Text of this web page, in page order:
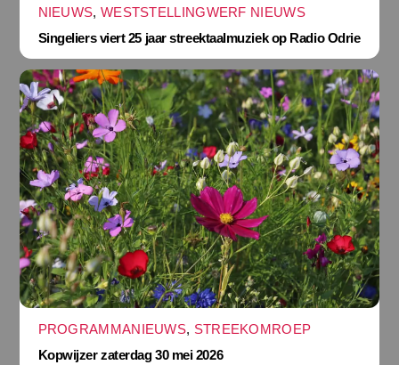
NIEUWS, WESTSTELLINGWERF NIEUWS
Singeliers viert 25 jaar streektaalmuziek op Radio Odrie
PROGRAMMANIEUWS, STREEKOMROEP
Kopwijzer zaterdag 30 mei 2026